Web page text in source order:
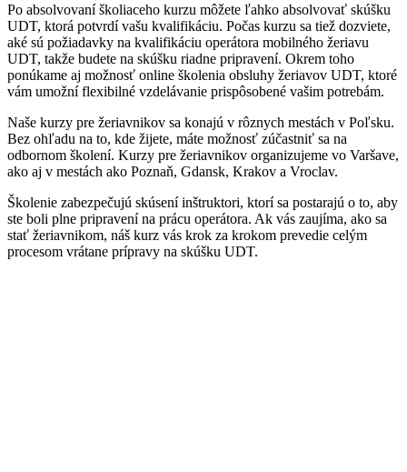
Po absolvovaní školiaceho kurzu môžete ľahko absolvovať skúšku
UDT, ktorá potvrdí vašu kvalifikáciu. Počas kurzu sa tiež dozviete,
aké sú požiadavky na kvalifikáciu operátora mobilného žeriavu
UDT, takže budete na skúšku riadne pripravení. Okrem toho
ponúkame aj možnosť online školenia obsluhy žeriavov UDT, ktoré
vám umožní flexibilné vzdelávanie prispôsobené vašim potrebám.
Naše kurzy pre žeriavnikov sa konajú v rôznych mestách v Poľsku.
Bez ohľadu na to, kde žijete, máte možnosť zúčastniť sa na
odbornom školení. Kurzy pre žeriavnikov organizujeme vo Varšave,
ako aj v mestách ako Poznaň, Gdansk, Krakov a Vroclav.
Školenie zabezpečujú skúsení inštruktori, ktorí sa postarajú o to, aby
ste boli plne pripravení na prácu operátora. Ak vás zaujíma, ako sa
stať žeriavnikom, náš kurz vás krok za krokom prevedie celým
procesom vrátane prípravy na skúšku UDT.